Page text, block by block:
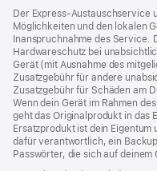
Der Express-Austauschservice
Möglichkeiten und den lokalen
Inanspruchnahme des
Hardwareschutz bei
Gerät (mit Ausnahme des
Zusatzgebühr für andere
Zusatzgebühr für Schäden am
Wenn dein Gerät im Rahmen
geht das Originalprodukt in das
Ersatzprodukt ist dein
dafür verantwortlich, ein
Passwörter, die sich auf